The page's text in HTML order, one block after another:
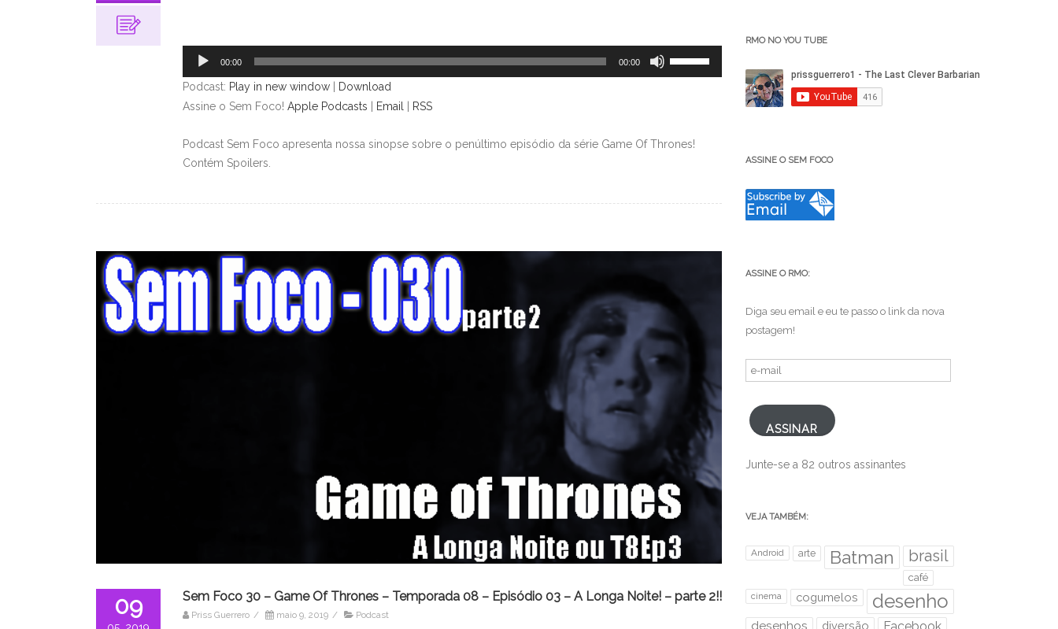
áudio
00:00 00:00
ou
para
volume.
Podcast: Play in new window | Download
Assine o Sem Foco! Apple Podcasts | Email | RSS
Podcast Sem Foco apresenta nossa sinopse sobre o penúltimo episódio da série Game Of Thrones!
Contém Spoilers.
09 Sem Foco 30 – Game Of Thrones – Temporada 08 – Episódio 03 – A Longa Noite! – parte 2!!
Priss Guerrero / maio 9, 2019 / Podcast
RMO NO YOU TUBE
ASSINE O SEM FOCO
ASSINE O RMO:
Diga seu email e eu te passo o link da nova
postagem!
e-
mail
ASSINAR
Junte-se a 82 outros assinantes
VEJA TAMBÉM:
Android arte Batman brasil
café
cinema cogumelos desenho
desenhos diversão Facebook